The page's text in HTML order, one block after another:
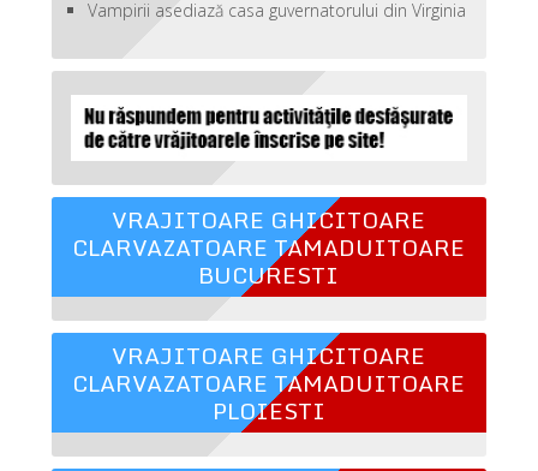
Vampirii asediază casa guvernatorului din Virginia
VRAJITOARE GHICITOARE
CLARVAZATOARE TAMADUITOARE
BUCURESTI
VRAJITOARE GHICITOARE
CLARVAZATOARE TAMADUITOARE
PLOIESTI